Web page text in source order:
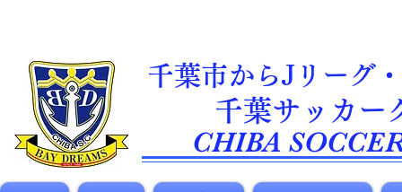
千葉市からJリーグ
CHIBA
千葉サッカー